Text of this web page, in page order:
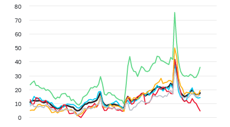
0
10
20
30
40
50
60
70
80